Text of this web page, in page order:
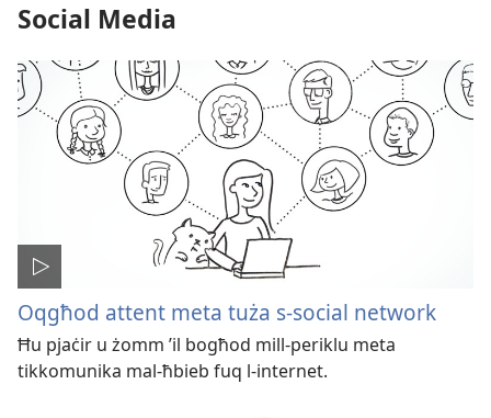
Social Media
Oqgħod attent meta tuża s-​social network
Ħu pjaċir u żomm ’il bogħod mill-​periklu meta
tikkomunika mal-​ħbieb fuq l-​internet.